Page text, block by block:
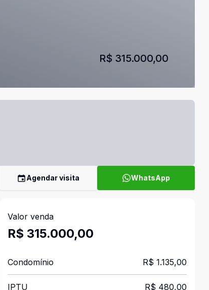
R$ 315.000,00
Agendar visita WhatsApp
Valor venda
R$ 315.000,00
Condomínio R$ 1.135,00
IPTU R$ 480,00